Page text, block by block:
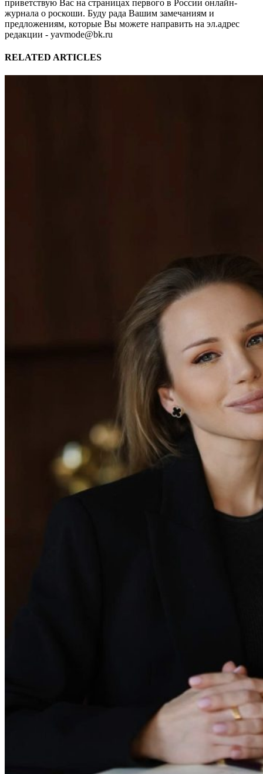
приветствую Вас на страницах первого в России онлайн-
журнала о роскоши. Буду рада Вашим замечаниям и
предложениям, которые Вы можете направить на эл.адрес
редакции - yavmode@bk.ru
RELATED ARTICLES